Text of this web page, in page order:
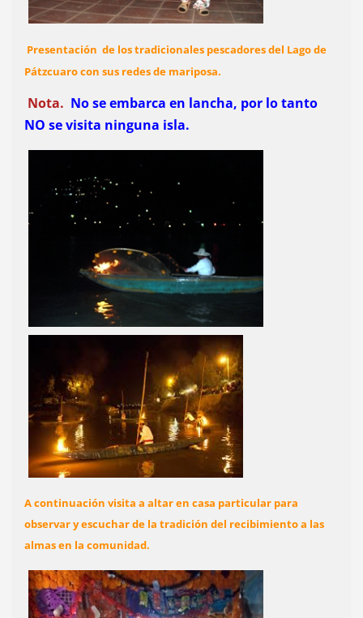
Presentación de los tradicionales pescadores del Lago de
Pátzcuaro con sus redes de mariposa.
Nota. No se embarca en lancha, por lo tanto
NO se visita ninguna isla.
A continuación visita a altar en casa particular para
observar y escuchar de la tradición del recibimiento a las
almas en la comunidad.